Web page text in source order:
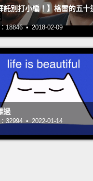
或者也許
Fusing
利用巨大
I'm glowing
我在發亮
Billions of
幾十億年
Core
核心改變
託別打小編！】格雷的五十
18846 • 2018-02-09
過
32994 • 2022-01-14